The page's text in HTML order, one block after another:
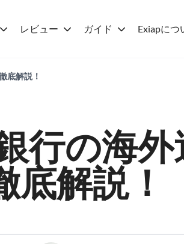
レビュー ガイド Exiapにつ
底解説！
行の海
底解説！